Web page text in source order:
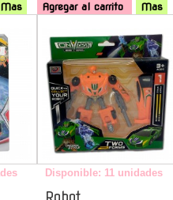
Mas Agregar al carrito Mas
Disponible: 11 unidades